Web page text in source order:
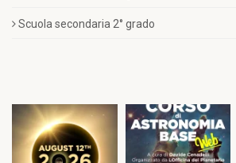
Scuola secondaria 2° grado